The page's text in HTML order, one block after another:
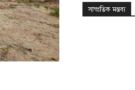
সাম্প্রতিক মন্তব্য